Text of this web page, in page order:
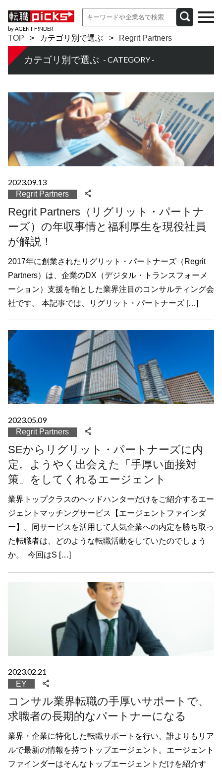
by AGENT F!NDER
TOP カテゴリ別で選ぶ Regrit Partners
カテゴリ別で選ぶ - CATEGORY -
2023.09.13
Regrit Partners
Regrit Partners（リグリット・パートナ
ーズ）の年収事情と福利厚生を現役社員
が解説！
2017年に創業されたリグリット・パートナーズ（Regrit
Partners）は、企業のDX（デジタル・トランスフォーメ
ーション）支援を軸とした業界注目のコンサルティング会
社です。 本記事では、リグリット・パートナーズ […]
2023.05.09
Regrit Partners
SEからリグリット・パートナーズに内
定。ようやく出会えた「手厚い面接対
策」をしてくれるエージェント
業界トップクラスのヘッドハンターだけをご紹介するエー
ジェントマッチングサービス【エージェントファインダ
ー】。同サービスを活用して人気企業への内定を勝ち取っ
た転職者は、どのような転職活動をしていたのでしょう
か。 今回はS […]
2023.02.21
EY
コンサル業界転職の手厚いサポートで、
求職者の長期的なパートナーになる
業界・企業に特化した転職サポートを行い、誰よりもリア
ルで最新の情報を持つトップエージェント。エージェント
ファインダーはそんなトップエージェントだけを紹介す